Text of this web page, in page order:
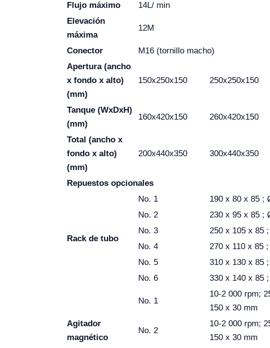
Flujo máximo
14L/ min
Elevación
máxima
12M
Conector
M16 (tornillo macho)
Apertura (ancho
x fondo x alto)
(mm)
150x250x150 250x250x150
Tanque (WxDxH)
(mm)
160x420x150 260x420x150
Total (ancho x
fondo x alto)
(mm)
200x440x350 300x440x350
Repuestos opcionales
Rack de tubo
No. 1
190 x 80 x 85 ;
No. 2
230 x 95 x 85 ;
No. 3
250 x 105 x 85
No. 4
270 x 110 x 85
No. 5
310 x 130 x 85
No. 6
330 x 140 x 85
Agitador
magnético
No. 1
10-2 000 rpm;
150 x 30 mm
No. 2
10-2 000 rpm;
150 x 30 mm